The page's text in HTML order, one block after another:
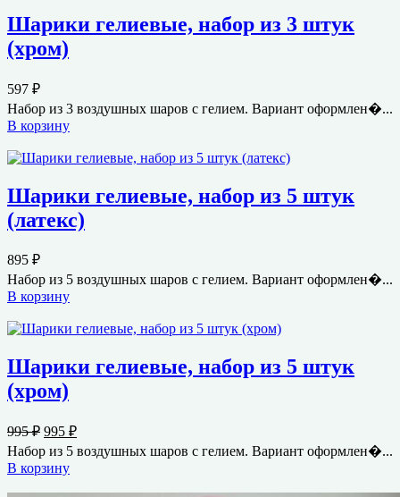
Шарики гелиевые, набор из 3 штук
(хром)
597 ₽
Набор из 3 воздушных шаров с гелием. Вариант оформлен�...
В корзину
Шарики гелиевые, набор из 5 штук
(латекс)
895 ₽
Набор из 5 воздушных шаров с гелием. Вариант оформлен�...
В корзину
Шарики гелиевые, набор из 5 штук
(хром)
995₽ Первоначальная
цена
составляла
995 ₽.
995 ₽Текущая
995 ₽.
Набор из 5 воздушных шаров с гелием. Вариант оформлен�...
В корзину